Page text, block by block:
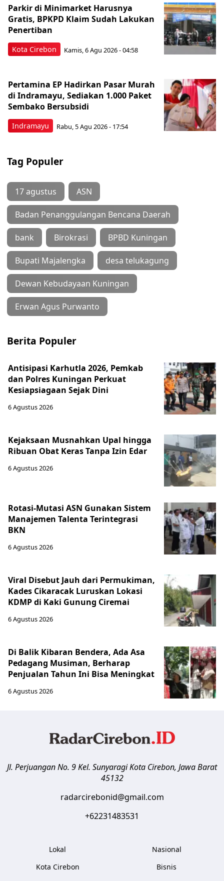
Kota Cirebon
Parkir di Minimarket Harusnya
Gratis, BPKPD Klaim Sudah Lakukan
Penertiban
Kamis, 6 Agu 2026 - 04:58
Indramayu
Pertamina EP Hadirkan Pasar Murah
di Indramayu, Sediakan 1.000 Paket
Sembako Bersubsidi
Rabu, 5 Agu 2026 - 17:54
Tag Populer
17 agustus ASN
Badan Penanggulangan Bencana Daerah
bank Birokrasi BPBD Kuningan
Bupati Majalengka desa telukagung
Dewan Kebudayaan Kuningan
Erwan Agus Purwanto
Berita Populer
Antisipasi Karhutla 2026, Pemkab
dan Polres Kuningan Perkuat
Kesiapsiagaan Sejak Dini
6 Agustus 2026
Kejaksaan Musnahkan Upal hingga
Ribuan Obat Keras Tanpa Izin Edar
6 Agustus 2026
Rotasi-Mutasi ASN Gunakan Sistem
Manajemen Talenta Terintegrasi
BKN
6 Agustus 2026
Viral Disebut Jauh dari Permukiman,
Kades Cikaracak Luruskan Lokasi
KDMP di Kaki Gunung Ciremai
6 Agustus 2026
Di Balik Kibaran Bendera, Ada Asa
Pedagang Musiman, Berharap
Penjualan Tahun Ini Bisa Meningkat
6 Agustus 2026
Jl. Perjuangan No. 9 Kel. SunyaragiKota Cirebon, Jawa Barat
45132
radarcirebonid@gmail.com
+62231483531
Lokal
Kota Cirebon
Nasional
Bisnis